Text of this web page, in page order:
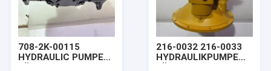
708-2K-00115
HYDRAULIC PUMPE
216-0032 216-0033
HYDRAULIKPUMPE